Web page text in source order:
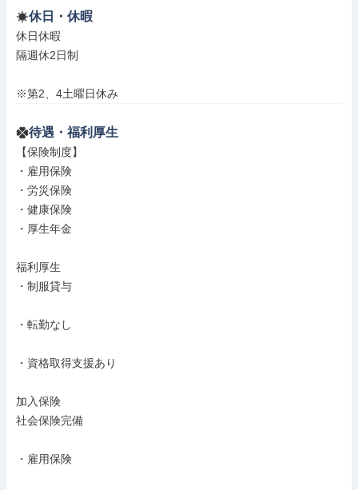
休日・休暇
休日休暇
隔週休2日制
※第2、4土曜日休み
待遇・福利厚生
【保険制度】
・雇用保険
・労災保険
・健康保険
・厚生年金
福利厚生
・制服貸与
・転勤なし
・資格取得支援あり
加入保険
社会保険完備
・雇用保険